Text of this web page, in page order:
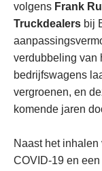
volgens Frank
Truckdealers bij
verdubbeling van
bedrijfswagens
vergroenen, en
komende jaren
Naast het
COVID-19 en